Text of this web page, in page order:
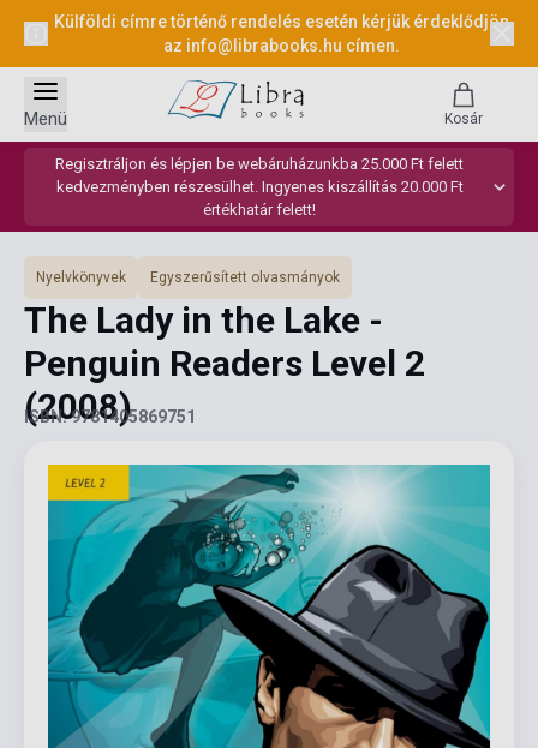
Külföldi címre történő rendelés esetén kérjük érdeklődjön
az info@librabooks.hu címen.
Regisztráljon és lépjen be webáruházunkba 25.000 Ft felett
kedvezményben részesülhet. Ingyenes kiszállítás 20.000 Ft
értékhatár felett!
Menü Kosár
Nyelvkönyvek Egyszerűsített olvasmányok
The Lady in the Lake -
Penguin Readers Level 2
(2008)
ISBN: 9781405869751